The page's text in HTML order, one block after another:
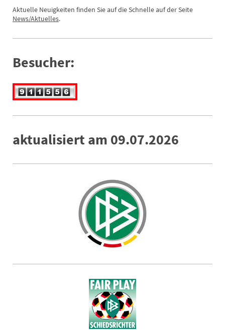
Aktuelle Neuigkeiten finden Sie auf die Schnelle auf der Seite
News/Aktuelles.
Besucher:
aktualisiert am 09.07.2026